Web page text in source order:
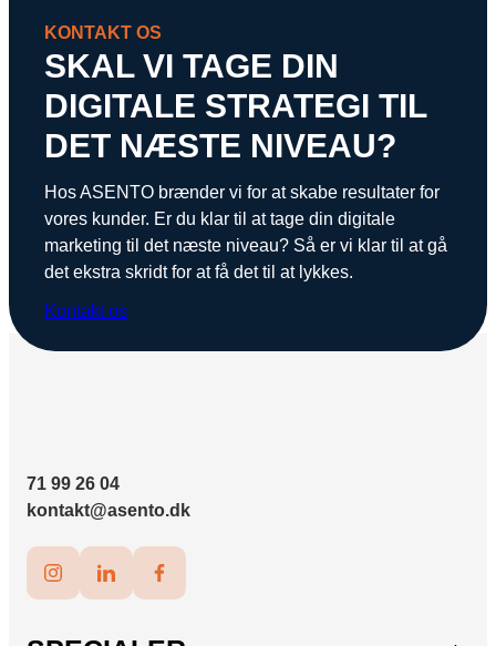
KONTAKT OS
SKAL VI TAGE DIN
DIGITALE STRATEGI TIL
DET NÆSTE NIVEAU?
Hos ASENTO brænder vi for at skabe resultater for
vores kunder. Er du klar til at tage din digitale
marketing til det næste niveau? Så er vi klar til at gå
det ekstra skridt for at få det til at lykkes.
Kontakt os
71 99 26 04
kontakt@asento.dk